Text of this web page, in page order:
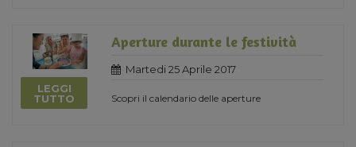
LEGGI
TUTTO
Aperture durante le festività
Martedi 25 Aprile 2017
Scopri il calendario delle aperture